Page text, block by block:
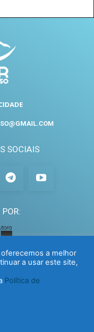
SOCIAIS
a melhor
a usar este site,
Política de